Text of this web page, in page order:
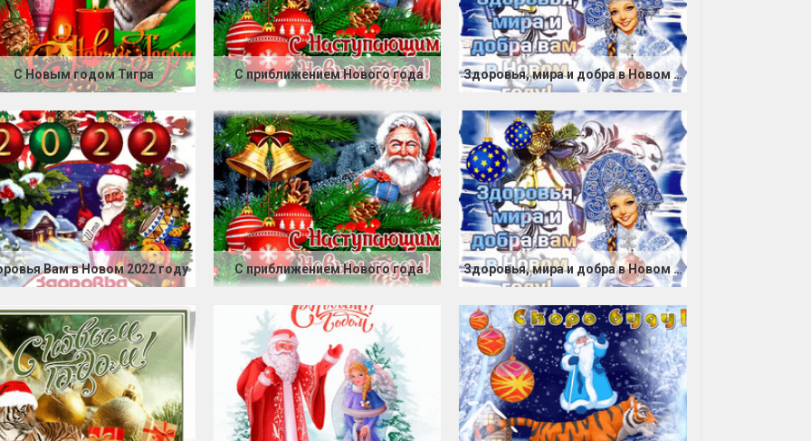
С Новым годом Тигра С приближением Нового года Здоровья, мира и добра в Новом году!
Вам в Новом 2022 году С приближением Нового года Здоровья, мира и добра в Новом году